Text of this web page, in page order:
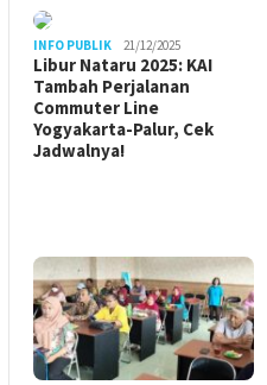
INFO PUBLIK 21/12/2025
Libur Nataru 2025: KAI
Tambah Perjalanan
Commuter Line
Yogyakarta-Palur, Cek
Jadwalnya!